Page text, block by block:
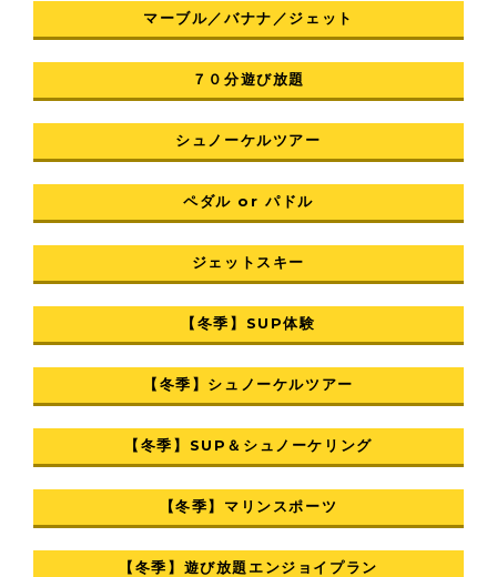
マーブル／バナナ／ジェット
７０分遊び放題
シュノーケルツアー
ペダル or パドル
ジェットスキー
【冬季】SUP体験
【冬季】シュノーケルツアー
【冬季】SUP＆シュノーケリング
【冬季】マリンスポーツ
【冬季】遊び放題エンジョイプラン